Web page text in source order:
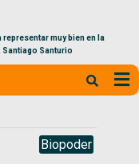
representar muy bien en la
Santurio
Biopoder